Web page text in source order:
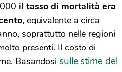
il tasso di mortalità era
, equivalente a circa
soprattutto nelle regioni
presenti. Il costo di
Basandosi sulle stime del